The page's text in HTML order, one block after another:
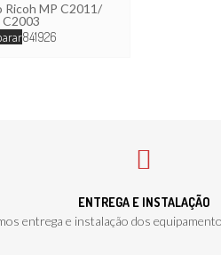
Ricoh MP C2011/
C2003
841926
ENTREGA E INSTALAÇÃO
entrega e instalação dos